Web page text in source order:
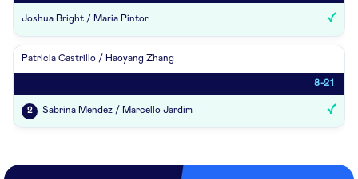
Joshua Bright / Maria Pintor
Patricia Castrillo / Haoyang Zhang
8-21
2 Sabrina Mendez / Marcello Jardim